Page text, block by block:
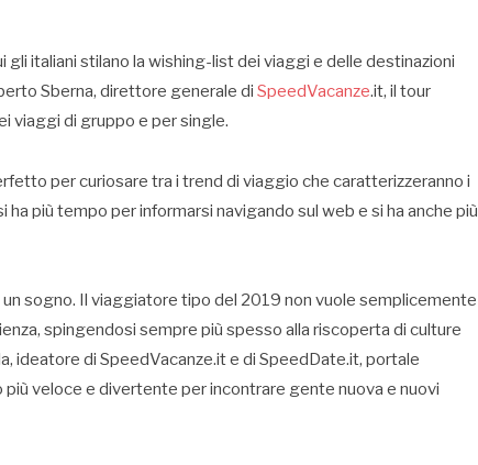
gli italiani stilano la wishing-list dei viaggi e delle destinazioni
Sberna, direttore generale di SpeedVacanze.it, il tour
viaggi di gruppo e per single.
per curiosare tra i trend di viaggio che caratterizzeranno i
più tempo per informarsi navigando sul web e si ha anche più
sogno. Il viaggiatore tipo del 2019 non vuole semplicemente
spingendosi sempre più spesso alla riscoperta di culture
ideatore di SpeedVacanze.it e di SpeedDate.it, portale
veloce e divertente per incontrare gente nuova e nuovi